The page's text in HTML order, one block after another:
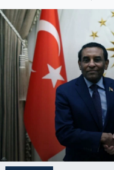
Yaşam
Anali̇z
Bi̇li̇m & Teknoloji̇
Dünya
Eği̇ti̇m